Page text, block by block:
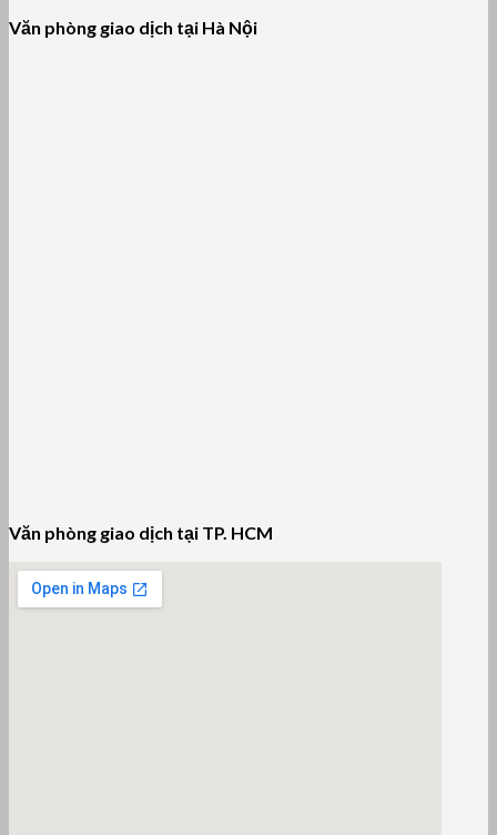
Văn phòng giao dịch tại Hà Nội
Văn phòng giao dịch tại TP. HCM